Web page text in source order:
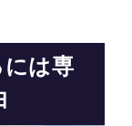
には専